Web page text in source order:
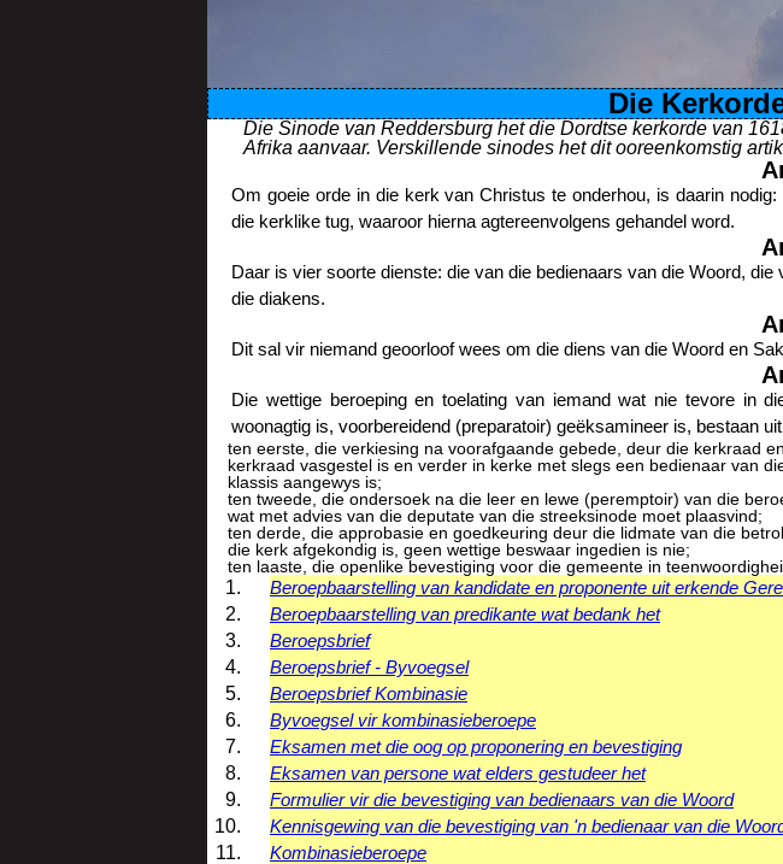
Die
Die Sinode van Reddersburg het die Dordtse kerkorde van
Afrika aanvaar. Verskillende sinodes het dit ooreenkomstig
Om goeie orde in die kerk van Christus te onderhou, is daarin
die kerklike tug, waaroor hierna agtereenvolgens gehandel word.
Daar is vier soorte dienste: die van die bedienaars van die Woord,
die diakens.
Dit sal vir niemand geoorloof wees om die diens van die Woord en
Die wettige beroeping en toelating van iemand wat nie tevore in
woonagtig is, voorbereidend (preparatoir) geëksamineer is, bestaan
ten eerste, die verkiesing na voorafgaande gebede, deur die kerkraad
kerkraad vasgestel is en verder in kerke met slegs een bedienaar van
klassis aangewys is;
ten tweede, die ondersoek na die leer en lewe (peremptoir) van die
wat met advies van die deputate van die streeksinode moet plaasvind;
ten derde, die approbasie en goedkeuring deur die lidmate van die
die kerk afgekondig is, geen wettige beswaar ingedien is nie;
ten laaste, die openlike bevestiging voor die gemeente in
Beroepbaarstelling van kandidate en proponente uit erkende
Beroepbaarstelling van predikante wat bedank het
Beroepsbrief
Beroepsbrief - Byvoegsel
Beroepsbrief Kombinasie
Byvoegsel vir kombinasieberoepe
Eksamen met die oog op proponering en bevestiging
Eksamen van persone wat elders gestudeer het
Formulier vir die bevestiging van bedienaars van die Woord
Kennisgewing van die bevestiging van 'n bedienaar van die
Kombinasieberoepe